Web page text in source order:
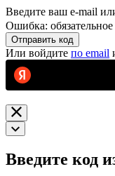
Введите ваш e-mail
Ошибка:
Отправить код
Или войдите по email
Введите код